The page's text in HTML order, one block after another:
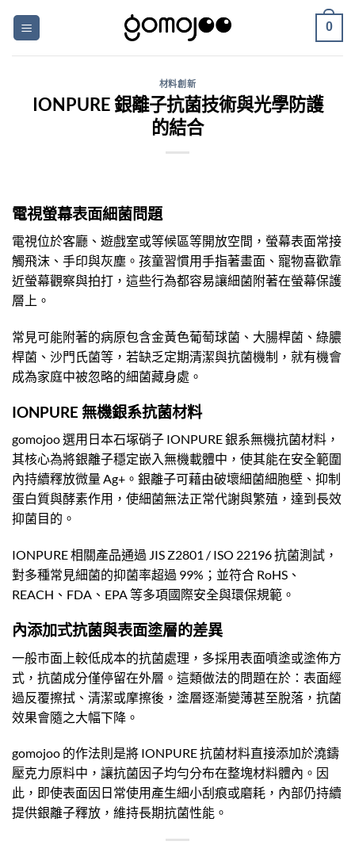
0
材料創新
IONPURE 銀離子抗菌技術與光學防護
的結合
電視螢幕表面細菌問題
電視位於客廳、遊戲室或等候區等開放空間，螢幕表面常接
觸飛沫、手印與灰塵。孩童習慣用手指著畫面、寵物喜歡靠
近螢幕觀察與拍打，這些行為都容易讓細菌附著在螢幕保護
層上。
常見可能附著的病原包含金黃色葡萄球菌、大腸桿菌、綠膿
桿菌、沙門氏菌等，若缺乏定期清潔與抗菌機制，就有機會
成為家庭中被忽略的細菌藏身處。
IONPURE 無機銀系抗菌材料
gomojoo 選用日本石塚硝子 IONPURE 銀系無機抗菌材料，
其核心為將銀離子穩定嵌入無機載體中，使其能在安全範圍
內持續釋放微量 Ag+。銀離子可藉由破壞細菌細胞壁、抑制
蛋白質與酵素作用，使細菌無法正常代謝與繁殖，達到長效
抑菌目的。
IONPURE 相關產品通過 JIS Z2801 / ISO 22196 抗菌測試，
對多種常見細菌的抑菌率超過 99%；並符合 RoHS、
REACH、FDA、EPA 等多項國際安全與環保規範。
內添加式抗菌與表面塗層的差異
一般市面上較低成本的抗菌處理，多採用表面噴塗或塗佈方
式，抗菌成分僅停留在外層。這類做法的問題在於：表面經
過反覆擦拭、清潔或摩擦後，塗層逐漸變薄甚至脫落，抗菌
效果會隨之大幅下降。
gomojoo 的作法則是將 IONPURE 抗菌材料直接添加於澆鑄
壓克力原料中，讓抗菌因子均勻分布在整塊材料體內。因
此，即使表面因日常使用產生細小刮痕或磨耗，內部仍持續
提供銀離子釋放，維持長期抗菌性能。